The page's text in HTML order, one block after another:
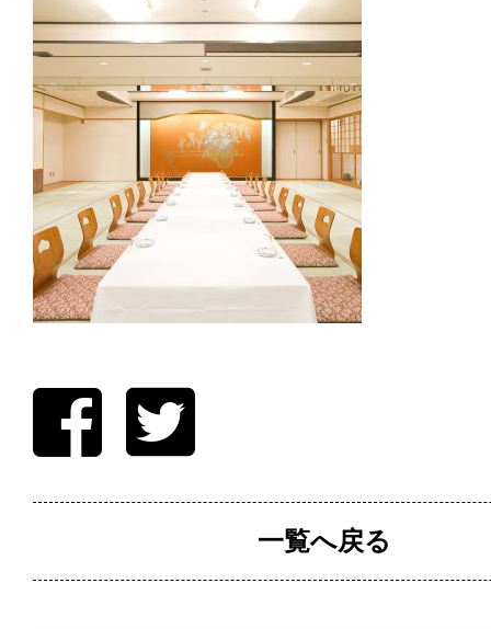
一覧へ戻る